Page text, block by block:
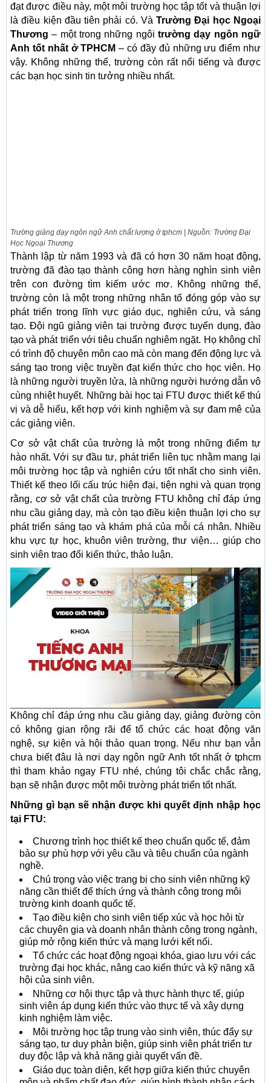
đạt được điều này, một môi trường học tập tốt và thuận lợi
là điều kiện đầu tiên phải có. VàTrường Đại học Ngoại
Thương – một trong những ngôi trường dạy ngôn ngữ
Anh tốt nhất ở TPHCM – có đầy đủ những ưu điểm như
vậy. Không những thế, trường còn rất nổi tiếng và được
các bạn học sinh tin tưởng nhiều nhất.
Trường giảng dạy ngôn ngữ Anh chất lượng ở tphcm | Nguồn: Trường Đại
Học Ngoại Thương
Thành lập từ năm 1993 và đã có hơn 30 năm hoạt động,
trường đã đào tạo thành công hơn hàng nghìn sinh viên
trên con đường tìm kiếm ước mơ. Không những thế,
trường còn là một trong những nhân tố đóng góp vào sự
phát triển trong lĩnh vực giáo dục, nghiên cứu, và sáng
tạo. Đội ngũ giảng viên tại trường được tuyển dụng, đào
tạo và phát triển với tiêu chuẩn nghiêm ngặt. Họ không chỉ
có trình độ chuyên môn cao mà còn mang đến động lực và
sáng tạo trong việc truyền đạt kiến thức cho học viên. Họ
là những người truyền lửa, là những người hướng dẫn vô
cùng nhiệt huyết. Những bài học tại FTU được thiết kế thú
vị và dễ hiểu, kết hợp với kinh nghiệm và sự đam mê của
các giảng viên.
Cơ sở vật chất của trường là một trong những điểm tự
hào nhất. Với sự đầu tư, phát triển liên tục nhằm mang lại
môi trường học tập và nghiên cứu tốt nhất cho sinh viên.
Thiết kế theo lối cấu trúc hiện đại, tiện nghi và quan trọng
rằng, cơ sở vật chất của trường FTU không chỉ đáp ứng
nhu cầu giảng dạy, mà còn tạo điều kiện thuận lợi cho sự
phát triển sáng tạo và khám phá của mỗi cá nhân. Nhiều
khu vực tự học, khuôn viên trường, thư viện… giúp cho
sinh viên trao đổi kiến thức, thảo luận.
Không chỉ đáp ứng nhu cầu giảng dạy, giảng đường còn
có không gian rộng rãi để tổ chức các hoạt động văn
nghệ, sự kiện và hội thảo quan trọng. Nếu như bạn vẫn
chưa biết đâu là nơi dạy ngôn ngữ Anh tốt nhất ở tphcm
thì tham khảo ngay FTU nhé, chúng tôi chắc chắc rằng,
bạn sẽ nhận được một môi trường phát triển tốt nhất.
Những gì bạn sẽ nhận được khi quyết định nhập học
tại FTU:
Chương trình học thiết kế theo chuẩn quốc tế, đảm
bảo sự phù hợp với yêu cầu và tiêu chuẩn của ngành
nghề.
Chú trọng vào việc trang bị cho sinh viên những kỹ
năng cần thiết để thích ứng và thành công trong môi
trường kinh doanh quốc tế.
Tạo điều kiện cho sinh viên tiếp xúc và học hỏi từ
các chuyên gia và doanh nhân thành công trong ngành,
giúp mở rộng kiến thức và mạng lưới kết nối.
Tổ chức các hoạt động ngoại khóa, giao lưu với các
trường đại học khác, nâng cao kiến thức và kỹ năng xã
hội của sinh viên.
Những cơ hội thực tập và thực hành thực tế, giúp
sinh viên áp dụng kiến thức vào thực tế và xây dựng
kinh nghiệm làm việc.
Môi trường học tập trung vào sinh viên, thúc đẩy sự
sáng tạo, tư duy phản biện, giúp sinh viên phát triển tư
duy độc lập và khả năng giải quyết vấn đề.
Giáo dục toàn diện, kết hợp giữa kiến thức chuyên